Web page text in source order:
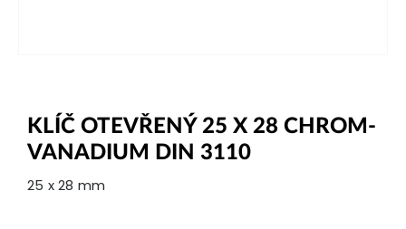
KLÍČ OTEVŘENÝ 25 X 28 CHROM-
VANADIUM DIN 3110
25 x 28 mm